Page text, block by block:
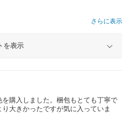
さらに表示
を表示
購入しました。梱包もとても丁寧で
大きかったですが気に入っていま